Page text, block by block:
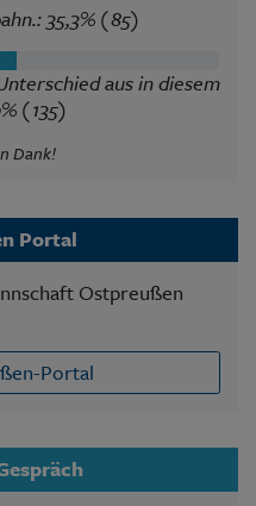
35,3% (85)
aus in diesem
(135)
Dank!
Portal
Ostpreußen
Portal